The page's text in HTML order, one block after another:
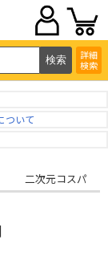
詳細
検索
ついて
二次元コスパ